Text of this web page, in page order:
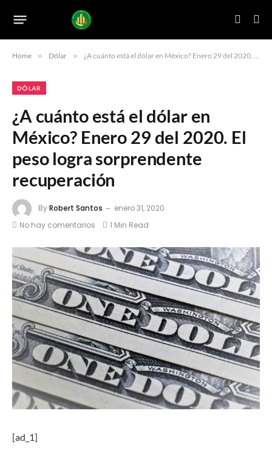
Home » Dólar » ¿A cuánto está el dólar en México? Enero 29 del 2020. El peso logra sorprendente recuperación
DÓLAR
¿A cuánto está el dólar en
México? Enero 29 del 2020. El
peso logra sorprendente
recuperación
ByRobert Santos
enero 31, 2020
No hay comentarios
1 Min Read
[ad_1]